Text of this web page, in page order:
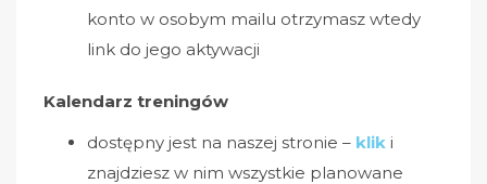
konto w osobym mailu otrzymasz wtedy
link do jego aktywacji
Kalendarz treningów
dostępny jest na naszej stronie – klik i
znajdziesz w nim wszystkie planowane